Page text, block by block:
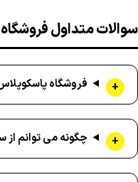
سوالات متداول
فروشگاه
چگونه می توانم